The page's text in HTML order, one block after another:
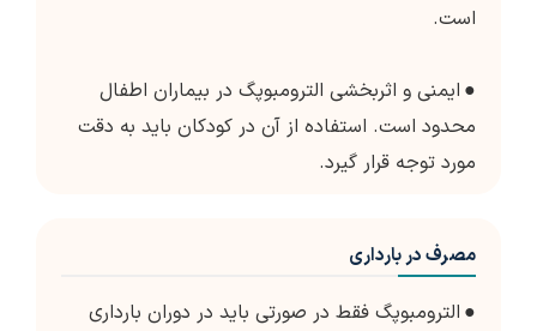
است.
● ایمنی و اثربخشی الترومبوپگ در بیماران اطفال
محدود است. استفاده از آن در کودکان باید به دقت
مورد توجه قرار گیرد.
مصرف در بارداری
● الترومبوپگ فقط در صورتی باید در دوران بارداری